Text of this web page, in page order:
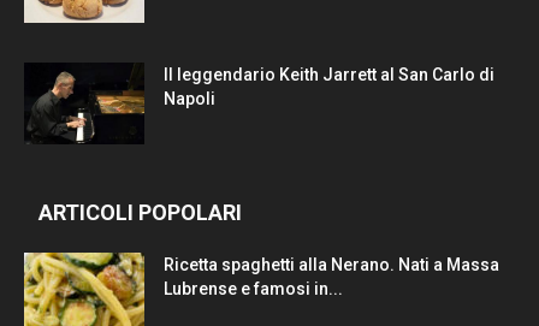
Il leggendario Keith Jarrett al San Carlo di
Napoli
ARTICOLI POPOLARI
Ricetta spaghetti alla Nerano. Nati a Massa
Lubrense e famosi in...